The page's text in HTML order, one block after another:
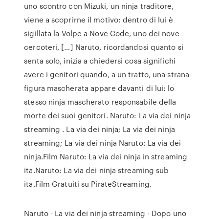
uno scontro con Mizuki, un ninja traditore,
viene a scoprirne il motivo: dentro di lui è
sigillata la Volpe a Nove Code, uno dei nove
cercoteri, […] Naruto, ricordandosi quanto si
senta solo, inizia a chiedersi cosa significhi
avere i genitori quando, a un tratto, una strana
figura mascherata appare davanti di lui: lo
stesso ninja mascherato responsabile della
morte dei suoi genitori. Naruto: La via dei ninja
streaming . La via dei ninja; La via dei ninja
streaming; La via dei ninja Naruto: La via dei
ninja.Film Naruto: La via dei ninja in streaming
ita.Naruto: La via dei ninja streaming sub
ita.Film Gratuiti su PirateStreaming.
Naruto - La via dei ninja streaming - Dopo uno